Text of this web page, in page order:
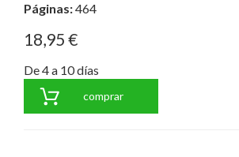
Páginas:464
18,95 €
De 4 a 10 días
comprar